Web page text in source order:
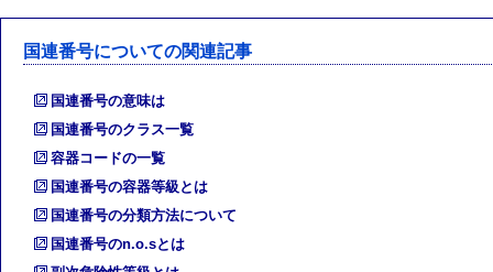
国連番号についての関連記事
国連番号の意味は
国連番号のクラス一覧
容器コードの一覧
国連番号の容器等級とは
国連番号の分類方法について
国連番号のn.o.sとは